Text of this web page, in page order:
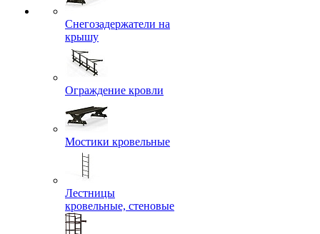
Снегозадержатели на
крышу
Ограждение кровли
Мостики кровельные
Лестницы
кровельные, стеновые